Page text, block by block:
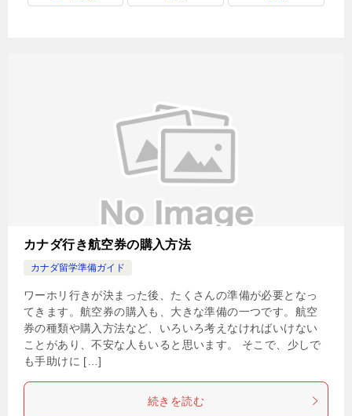
カナダ行き航空券の購入方法
カナダ留学準備ガイド
ワーホリ行きが決まった後、たくさんの準備が必要となっ
てきます。航空券の購入も、大きな準備の一つです。航空
券の種類や購入方法など、いろいろ考えなければいけない
ことがあり、不安な人もいると思います。 そこで、少しで
も手助けに […]
続きを読む